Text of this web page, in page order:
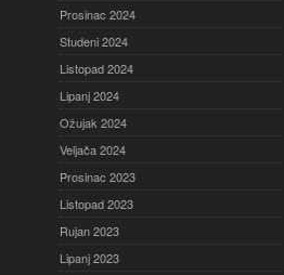
Prosinac 2024
Studeni 2024
Listopad 2024
Lipanj 2024
Ožujak 2024
Veljača 2024
Prosinac 2023
Listopad 2023
Rujan 2023
Lipanj 2023